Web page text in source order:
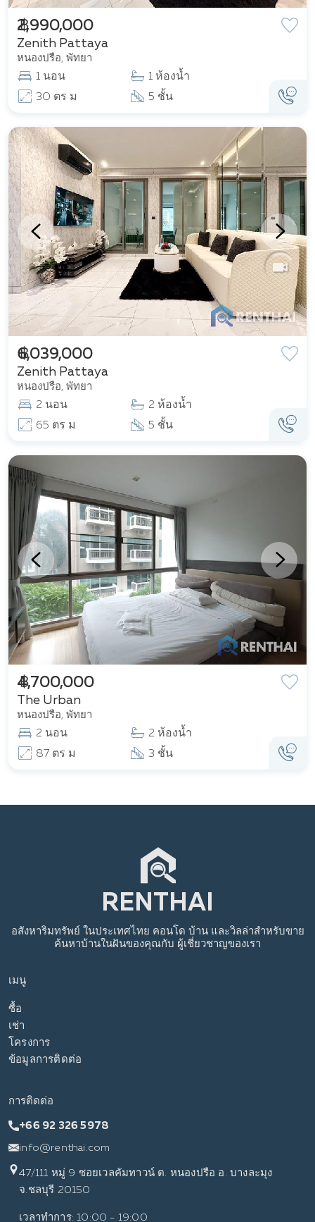
Zenith Pattaya
หนองปรือ, พัทยา
฿ 2,990,000
1 นอน
1 ห้องน้ำ
30 ตร ม
5 ชั้น
Zenith Pattaya
หนองปรือ, พัทยา
฿ 6,039,000
2 นอน
2 ห้องน้ำ
65 ตร ม
5 ชั้น
The Urban
หนองปรือ, พัทยา
฿ 4,700,000
2 นอน
2 ห้องน้ำ
87 ตร ม
3 ชั้น
เมนู
ซื้อ
เช่า
โครงการ
ข้อมูลการติดต่อ
อสังหาริมทรัพย์ ในประเทศไทย คอนโด บ้าน และวิลล่าสำหรับขาย
ค้นหาบ้านในฝันของคุณกับ ผู้เชี่ยวชาญของเรา
การติดต่อ
+66 92 326 5978
info@renthai.com
47/111 หมู่ 9 ซอยเวลคัมทาวน์ ต. หนองปรือ อ. บางละมุง
จ.ชลบุรี 20150
เวลาทำการ: 10:00 - 19:00